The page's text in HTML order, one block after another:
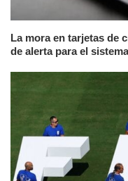
La mora en tarjetas de
de alerta para el